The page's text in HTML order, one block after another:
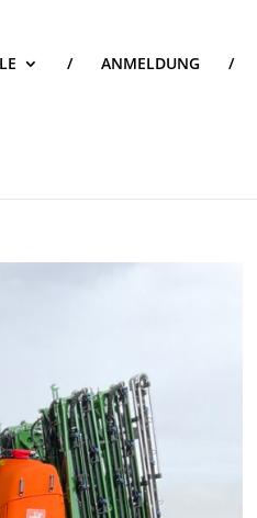
/ ANMELDUNG /